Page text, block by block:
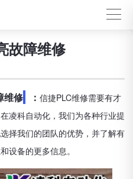
故障维修
维修 ： 信捷PLC维修需要有才
凌科自动化，我们为各种行业提
择我们的团队的优势，并了解有
设备的更多信息。